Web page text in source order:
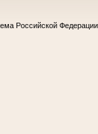
Российской